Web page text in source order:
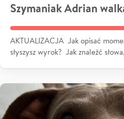
Szymaniak Adrian
AKTUALIZACJA Jak opisać
słyszysz wyrok? Jak znaleźć